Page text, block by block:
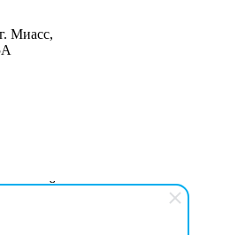
Миасс,
- круглосуточно